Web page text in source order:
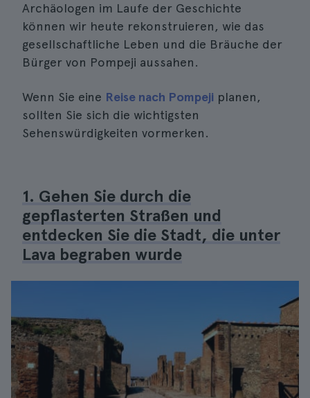
Archäologen im Laufe der Geschichte
können wir heute rekonstruieren, wie das
gesellschaftliche Leben und die Bräuche der
Bürger von Pompeji aussahen.
Wenn Sie eine Reise nach Pompeji planen,
sollten Sie sich die wichtigsten
Sehenswürdigkeiten vormerken.
1. Gehen Sie durch die
gepflasterten Straßen und
entdecken Sie die Stadt, die unter
Lava begraben wurde